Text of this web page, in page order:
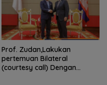
Prof. Zudan,Lakukan
pertemuan Bilateral
(courtesy call) Dengan